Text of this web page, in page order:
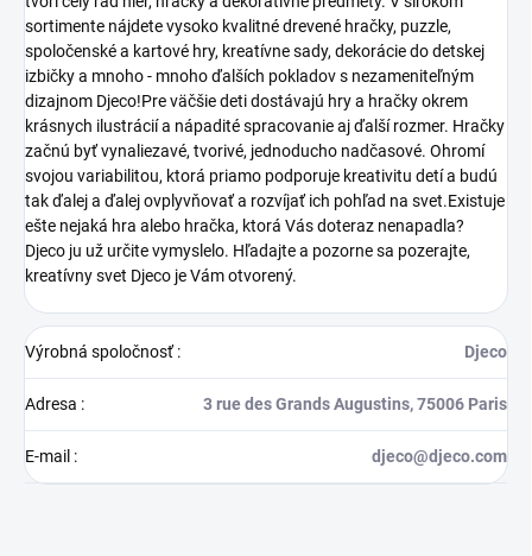
sortimente nájdete vysoko kvalitné drevené hračky, puzzle,
spoločenské a kartové hry, kreatívne sady, dekorácie do detskej
izbičky a mnoho - mnoho ďalších pokladov s nezameniteľným
dizajnom Djeco!Pre väčšie deti dostávajú hry a hračky okrem
krásnych ilustrácií a nápadité spracovanie aj ďalší rozmer. Hračky
začnú byť vynaliezavé, tvorivé, jednoducho nadčasové. Ohromí
svojou variabilitou, ktorá priamo podporuje kreativitu detí a budú
tak ďalej a ďalej ovplyvňovať a rozvíjať ich pohľad na svet.Existuje
ešte nejaká hra alebo hračka, ktorá Vás doteraz nenapadla?
Djeco ju už určite vymyslelo. Hľadajte a pozorne sa pozerajte,
kreatívny svet Djeco je Vám otvorený.
Výrobná spoločnosť: Djeco
Adresa : 3 rue des Grands Augustins, 75006 Paris
E-mail : djeco@djeco.com